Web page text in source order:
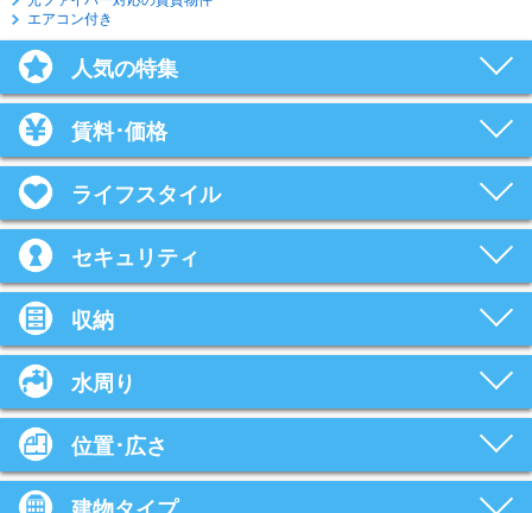
エアコン付き
人気の特集
賃料･価格
ライフスタイル
セキュリティ
収納
水周り
位置･広さ